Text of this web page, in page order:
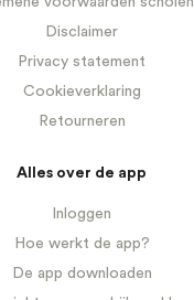
Disclaimer
Privacy statement
Cookieverklaring
Retourneren
Alles over de app
Inloggen
Hoe werkt de app?
De app downloaden